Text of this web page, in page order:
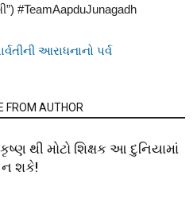
#TeamAapduJunagadh
આરાધનાનો પર્વ
FROM AUTHOR
થી મોટો શિક્ષક આ દુનિયામાં
ન શકે!